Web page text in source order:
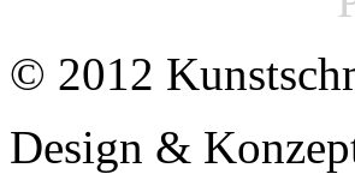
© 2012
Design &